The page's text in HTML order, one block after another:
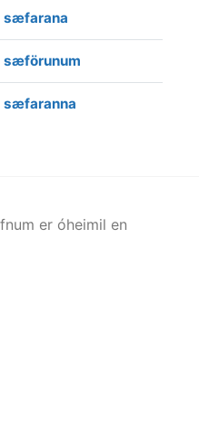
sæfarana
sæförunum
sæfaranna
er óheimil en